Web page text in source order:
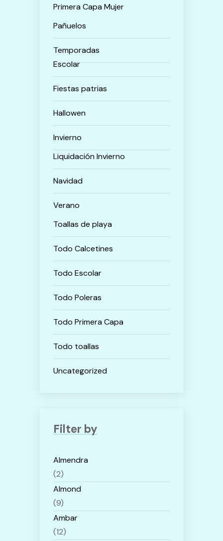
Primera Capa Mujer
Pañuelos
Temporadas
Escolar
Fiestas patrias
Hallowen
Invierno
Liquidación Invierno
Navidad
Verano
Toallas de playa
Todo Calcetines
Todo Escolar
Todo Poleras
Todo Primera Capa
Todo toallas
Uncategorized
Filter by
Almendra
(2)
Almond
(9)
Ambar
(12)